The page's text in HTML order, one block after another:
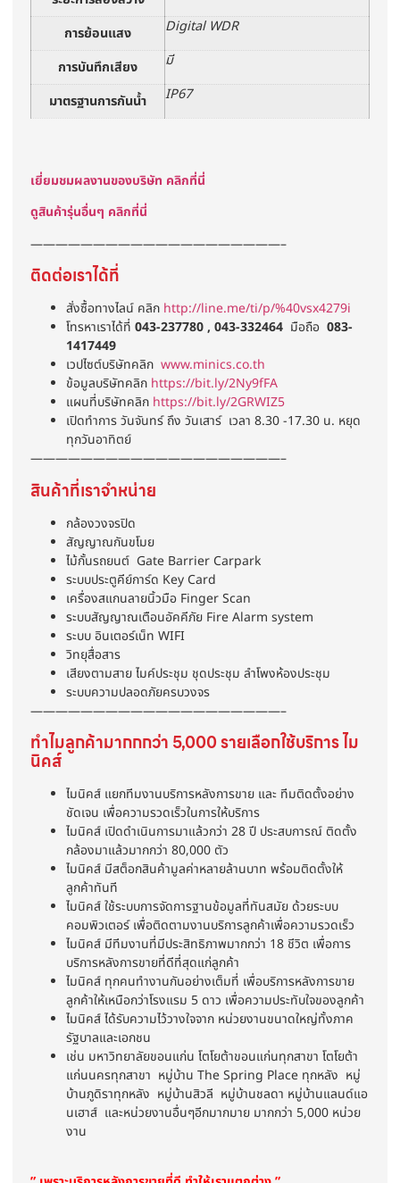
การย้อนแสง Digital WDR
การบันทึกเสียง มี
มาตรฐานการกันน้ำ IP67
เยี่ยมชมผลงานของบริษัท คลิกที่นี่
ดูสินค้ารุ่นอื่นๆ คลิกที่นี่
————————————————————–
ติดต่อเราได้ที่
สั่งซื้อทางไลน์ คลิก http://line.me/ti/p/%40vsx4279i
โทรหาเราได้ที่ 043-237780 , 043-332464 มือถือ 083-
1417449
เวปไซต์บริษัทคลิก www.minics.co.th
ข้อมูลบริษัทคลิก https://bit.ly/2Ny9fFA
แผนที่บริษัทคลิก https://bit.ly/2GRWIZ5
เปิดทำการ วันจันทร์ ถึง วันเสาร์ เวลา 8.30 -17.30 น. หยุด
ทุกวันอาทิตย์
————————————————————–
สินค้าที่เราจำหน่าย
กล้องวงจรปิด
สัญญาณกันขโมย
ไม้กั้นรถยนต์ Gate Barrier Carpark
ระบบประตูคีย์การ์ด Key Card
เครื่องสแกนลายนิ้วมือ Finger Scan
ระบบสัญญาณเตือนอัคคีภัย Fire Alarm system
ระบบ อินเตอร์เน็ท WIFI
วิทยุสื่อสาร
เสียงตามสาย ไมค์ประชุม ชุดประชุม ลำโพงห้องประชุม
ระบบความปลอดภัยครบวงจร
————————————————————–
ทำไมลูกค้ามากกกว่า 5,000 รายเลือกใช้บริการ ไม
นิคส์
ไมนิคส์ แยกทีมงานบริการหลังการขาย และ ทีมติดตั้งอย่าง
ชัดเจน เพื่อความรวดเร็วในการให้บริการ
ไมนิคส์ เปิดดำเนินการมาแล้วกว่า 28 ปี ประสบการณ์ ติดตั้ง
กล้องมาแล้วมากกว่า 80,000 ตัว
ไมนิคส์ มีสต็อกสินค้ามูลค่าหลายล้านบาท พร้อมติดตั้งให้
ลูกค้าทันที
ไมนิคส์ ใช้ระบบการจัดการฐานข้อมูลที่ทันสมัย ด้วยระบบ
คอมพิวเตอร์ เพื่อติดตามงานบริการลูกค้าเพื่อความรวดเร็ว
ไมนิคส์ มีทีมงานที่มีประสิทธิภาพมากกว่า 18 ชีวิต เพื่อการ
บริการหลังการขายที่ดีที่สุดแก่ลูกค้า
ไมนิคส์ ทุกคนทำงานกันอย่างเต็มที่ เพื่อบริการหลังการขาย
ลูกค้าให้เหนือกว่าโรงแรม 5 ดาว เพื่อความประทับใจของลูกค้า
ไมนิคส์ ได้รับความไว้วางใจจาก หน่วยงานขนาดใหญ่ทั้งภาค
รัฐบาลและเอกชน
เช่น มหาวิทยาลัยขอนแก่น โตโยต้าขอนแก่นทุกสาขา โตโยต้า
แก่นนครทุกสาขา หมู่บ้าน The Spring Place ทุกหลัง หมู่
บ้านภูดิราทุกหลัง หมู่บ้านสิวลี หมู่บ้านชลดา หมู่บ้านแลนด์แอ
นเฮาส์ และหน่วยงานอื่นๆอีกมากมาย มากกว่า 5,000 หน่วย
งาน